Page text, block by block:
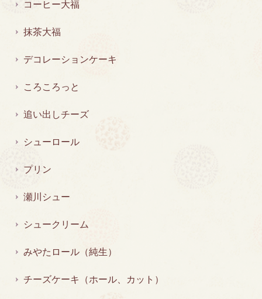
コーヒー大福
抹茶大福
デコレーションケーキ
ころころっと
追い出しチーズ
シューロール
プリン
瀬川シュー
シュークリーム
みやたロール（純生）
チーズケーキ（ホール、カット）